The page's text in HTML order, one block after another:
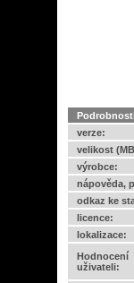
verze:
velikost
výrobce:
nápověda,
odkaz ke
licence:
lokalizace:
Hodnocení
uživateli: